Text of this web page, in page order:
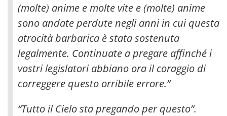
(molte) anime e molte vite e (molte) anime
sono andate perdute negli anni in cui questa
atrocità barbarica è stata sostenuta
legalmente. Continuate a pregare affinché i
vostri legislatori abbiano ora il coraggio di
correggere questo orribile errore.”
“Tutto il Cielo sta pregando per questo”.